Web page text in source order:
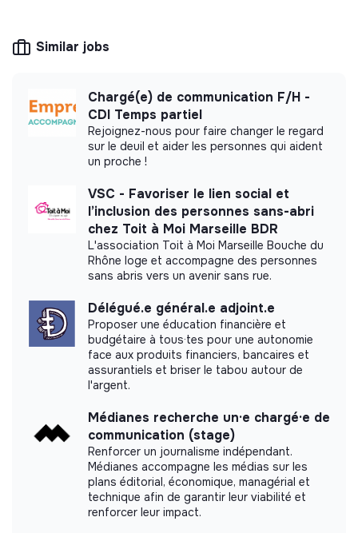
Poste à pourvoir pour septembre 2026
professionnalisation) – 12 mois ou 24 mois
Rémunération selon les modalités habituelles (année
d’apprentissage, niveau de diplôme et âge)
Lieu : Paris 75009 - Madeleine
Des avantages multiples : carte swile, mutuelle, titres
de transport pris en charge à 50%
Entreprise labelisée ESS, B-Corp, Société à mission
Prix Tenzing : redistribution des bénéfices pour des
associations
Prise de décision collectives et « non descendantes
». Transparence et communication sur les décisions.
Rencontres inspirantes avec des chercheurs, des
entrepreneurs sociaux, des journalistes, des
philosophes
Evénements internes réguliers (business meeting
ouvert à tous, team meeting, petit déj engagements,
team building)
Déroulement des entretiens
Un entretien RH pour comprendre votre parcours et
vos motivations en distanciel
ESUS company.
More information
Website
Nonprofit organization
employees
Impact study
Has had a measurement of its social or
environmental impact carried out by a firm
external to the structure.
Discover the impact study
Read our impact report
Labels and certifications
Similar jobs
Chargé(e) de communication F/H -
CDI Temps partiel
Rejoignez-nous pour faire changer le regard
sur le deuil et aider les personnes qui aident
un proche !
VSC - Favoriser le lien social et
l’inclusion des personnes sans-abri
chez Toit à Moi Marseille BDR
L'association Toit à Moi Marseille Bouche du
Rhône loge et accompagne des personnes
sans abris vers un avenir sans rue.
Délégué.e général.e adjoint.e
Proposer une éducation financière et
budgétaire à tous·tes pour une autonomie
face aux produits financiers, bancaires et
assurantiels et briser le tabou autour de
l'argent.
Médianes recherche un·e chargé·e de
communication (stage)
Renforcer un journalisme indépendant.
Médianes accompagne les médias sur les
plans éditorial, économique, managérial et
technique afin de garantir leur viabilité et
renforcer leur impact.